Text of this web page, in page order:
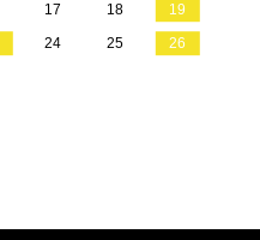
17 18
19
24 25
26